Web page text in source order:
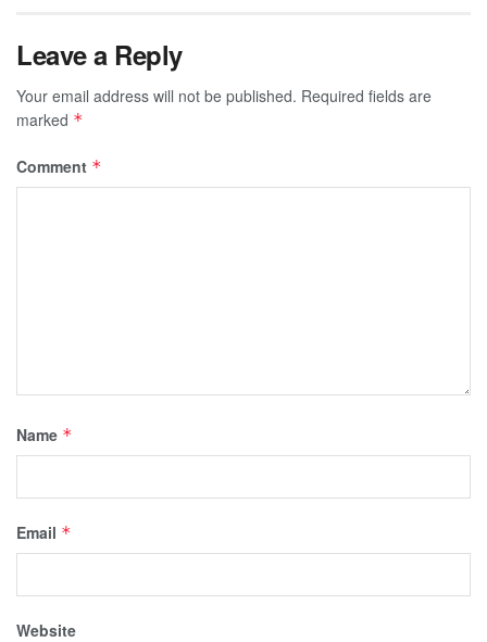
Leave a Reply
Your email address will not be published. Required fields are
marked *
Comment *
Name *
Email *
Website